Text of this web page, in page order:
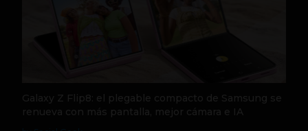
Galaxy Z Flip8: el plegable compacto de Samsung se
renueva con más pantalla, mejor cámara e IA